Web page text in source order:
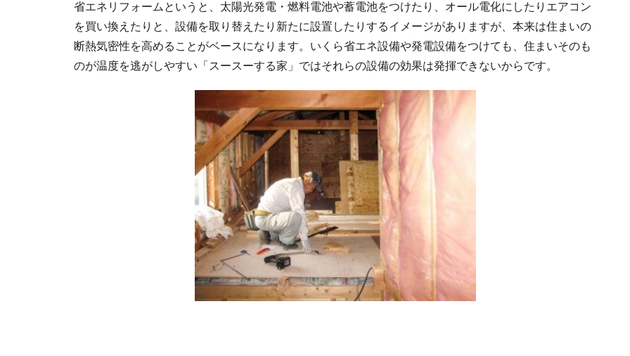
省エネリフォームというと、太陽光発電・燃料電池や蓄電池をつけたり、オール電化にしたりエアコン
を買い換えたりと、設備を取り替えたり新たに設置したりするイメージがありますが、本来は住まいの
断熱気密性を高めることがベースになります。いくら省エネ設備や発電設備をつけても、住まいそのも
のが温度を逃がしやすい「スースーする家」ではそれらの設備の効果は発揮できないからです。